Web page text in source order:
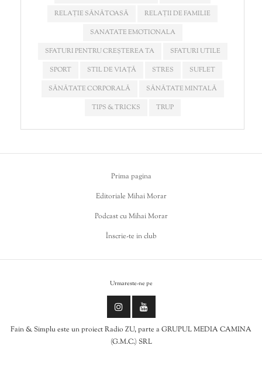
RELAȚIE SĂNĂTOASĂ
RELAȚII DE FAMILIE
SANATATE EMOTIONALA
SFATURI PENTRU CREȘTEREA TA
SFATURI UTILE
SPORT
STIL DE VIAȚĂ STRES
SUFLET
SĂNĂTATE CORPORALĂ
SĂNĂTATE MINTALĂ
TIPS & TRICKS
TRUP
Prima pagina
Editoriale Mihai Morar
Podcast cu Mihai Morar
Înscrie-te in club
Urmareste-ne pe
Fain & Simplu este un proiect Radio ZU, parte a GRUPUL MEDIA CAMINA
(G.M.C.) SRL